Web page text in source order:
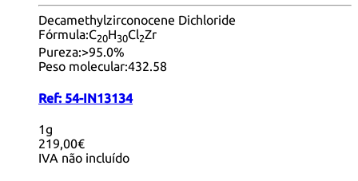
Decamethylzirconocene Dichloride
Fórmula:C20H30Cl2Zr
Pureza:>95.0%
Peso molecular:432.58
Ref: 54-IN13134
1g
219,00€
IVA não incluído